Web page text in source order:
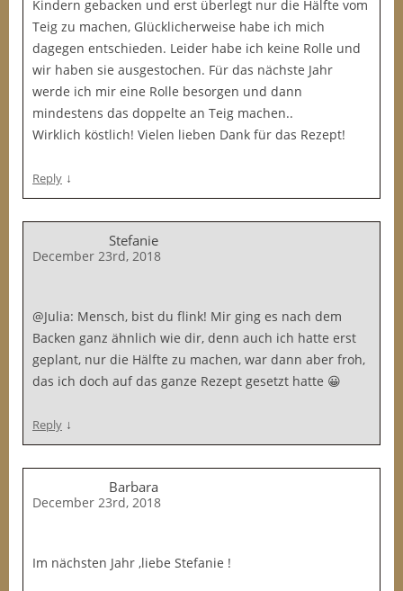
Kindern gebacken und erst überlegt nur die Hälfte vom
Teig zu machen, Glücklicherweise habe ich mich
dagegen entschieden. Leider habe ich keine Rolle und
wir haben sie ausgestochen. Für das nächste Jahr
werde ich mir eine Rolle besorgen und dann
mindestens das doppelte an Teig machen..
Wirklich köstlich! Vielen lieben Dank für das Rezept!
Reply ↓
Stefanie
December 23rd, 2018
@Julia: Mensch, bist du flink! Mir ging es nach dem
Backen ganz ähnlich wie dir, denn auch ich hatte erst
geplant, nur die Hälfte zu machen, war dann aber froh,
das ich doch auf das ganze Rezept gesetzt hatte 😀
Reply ↓
Barbara
December 23rd, 2018
Im nächsten Jahr ,liebe Stefanie !